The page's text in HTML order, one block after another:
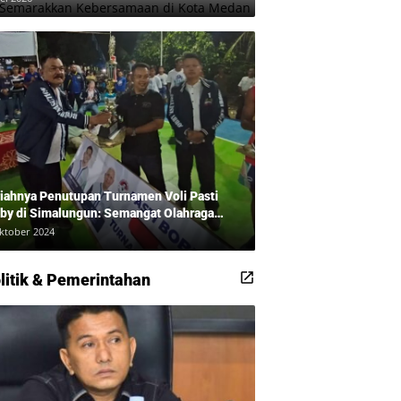
Penutupan Turnamen Voli Pasti
di Simalungun: Semangat Olahraga
Masyarakat Sehat Bersama Erwan
dan Ribuan Penonton!
2024
& Pemerintahan